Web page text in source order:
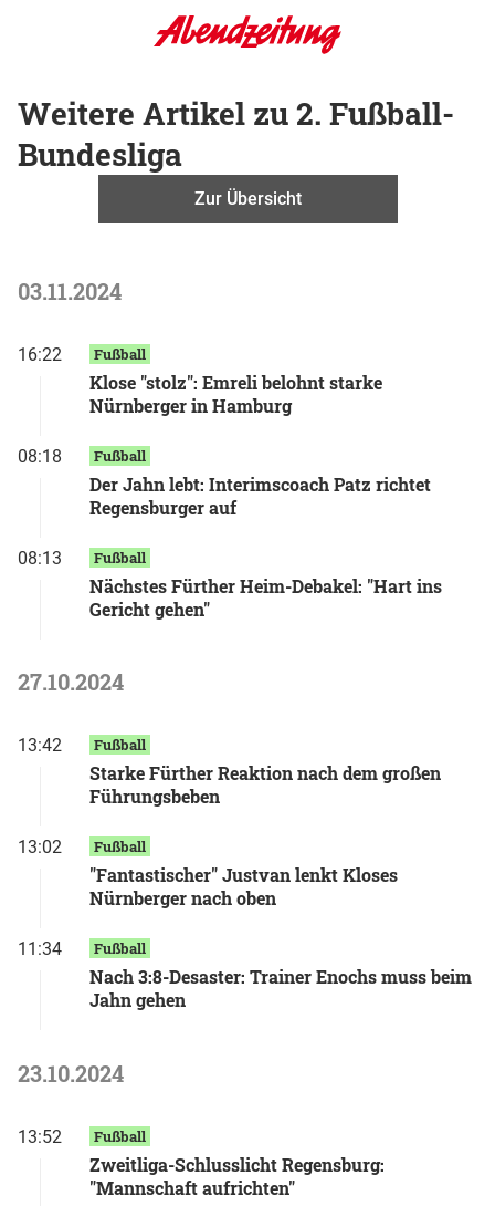
Weitere Artikel zu 2. Fußball-
Bundesliga
Zur Übersicht
03.11.2024
16:22 Fußball
Klose "stolz": Emreli belohnt starke
Nürnberger in Hamburg
08:18 Fußball
Der Jahn lebt: Interimscoach Patz richtet
Regensburger auf
08:13 Fußball
Nächstes Fürther Heim-Debakel: "Hart ins
Gericht gehen"
27.10.2024
13:42 Fußball
Starke Fürther Reaktion nach dem großen
Führungsbeben
13:02 Fußball
"Fantastischer" Justvan lenkt Kloses
Nürnberger nach oben
11:34 Fußball
Nach 3:8-Desaster: Trainer Enochs muss beim
Jahn gehen
23.10.2024
13:52 Fußball
Zweitliga-Schlusslicht Regensburg:
"Mannschaft aufrichten"